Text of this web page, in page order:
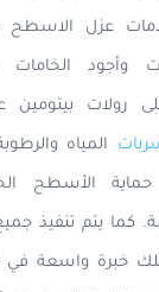
عزل الاسطح
وأجود
رولات بيتومين
المياه
الأسطح
كما يتم تنفيذ
خبرة واسعة في